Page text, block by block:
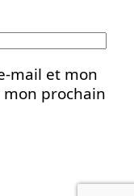
mail et mon
prochain